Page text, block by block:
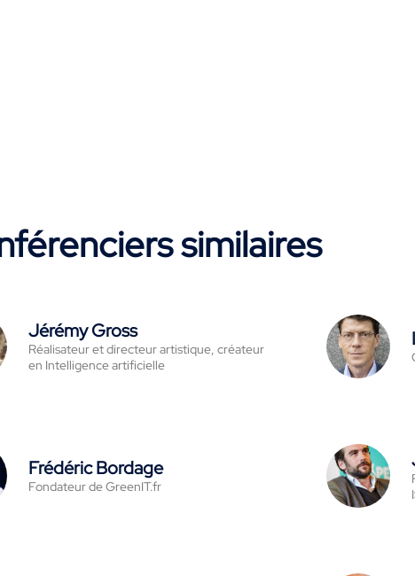
similaires
Jérémy Gross
Réalisateur et directeur artistique, créateur
en Intelligence artificielle
Frédéric Bordage
Fondateur de GreenIT.fr